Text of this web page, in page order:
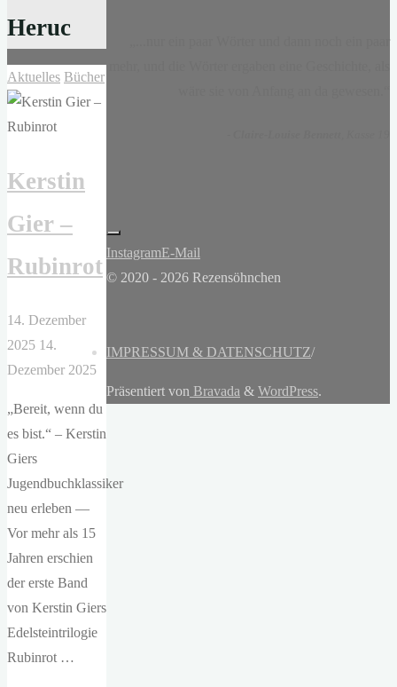
Heruc
Aktuelles Bücher
Kerstin
Gier –
Rubinrot
14. Dezember
2025 14.
Dezember 2025
„Bereit, wenn du
es bist.“ – Kerstin
Giers
Jugendbuchklassiker
neu erleben —
Vor mehr als 15
Jahren erschien
der erste Band
von Kerstin Giers
Edelsteintrilogie
Rubinrot …
InstagramE-Mail
© 2020 - 2026 Rezensöhnchen
IMPRESSUM & DATENSCHUTZ/
Präsentiert von Bravada & WordPress.